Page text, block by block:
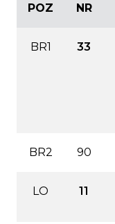
POZ NR
BR1 33
BR2 90
LO 11